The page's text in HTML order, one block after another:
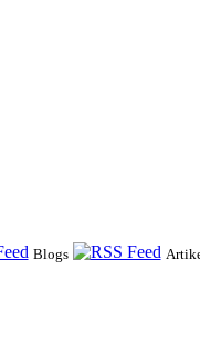
Blogs